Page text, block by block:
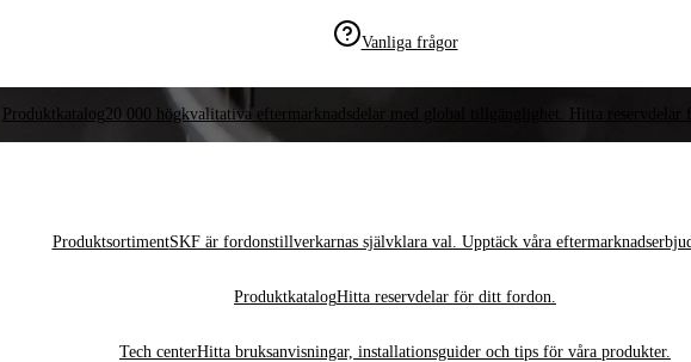
Vanliga frågor
Produktkatalog20 000 högkvalitativa eftermarknadsdelar med global tillgänglighet. Hitta reservdelar
ProduktsortimentSKF är fordonstillverkarnas självklara val. Upptäck våra
ProduktkatalogHitta reservdelar för ditt fordon.
Tech centerHitta bruksanvisningar, installationsguider och tips för våra produkter.